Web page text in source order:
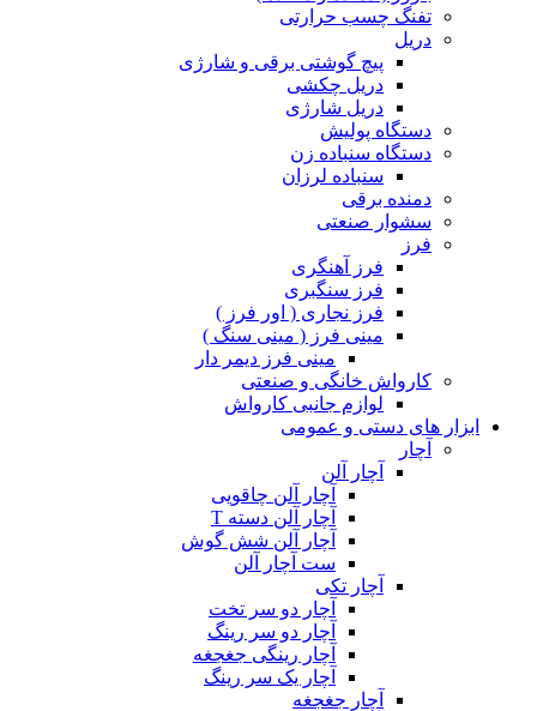
تفنگ چسب حرارتی
دریل
پیچ گوشتی برقی و شارژی
دریل چکشی
دریل شارژی
دستگاه پولیش
دستگاه سنباده زن
سنباده لرزان
دمنده برقی
سشوار صنعتی
فرز
فرز آهنگری
فرز سنگبری
فرز نجاری ( اور فرز )
مینی فرز ( مینی سنگ )
مینی فرز دیمر دار
کارواش خانگی و صنعتی
لوازم جانبی کارواش
ابزار های دستی و عمومی
آچار
آچار آلن
آچار آلن چاقویی
آچار آلن دسته T
آچار آلن شش گوش
ست آچار آلن
آچار تکی
آچار دو سر تخت
آچار دو سر رینگ
آچار رینگی جغجغه
آچار یک سر رینگ
آچار جغجغه